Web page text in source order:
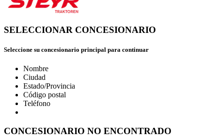
SELECCIONAR CONCESIONARIO
Seleccione su concesionario principal para continuar
Nombre
Ciudad
Estado/Provincia
Código postal
Teléfono
CONCESIONARIO NO ENCONTRADO